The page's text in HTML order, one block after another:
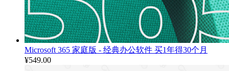
Microsoft 365 家庭版 - 经典办公软件 买1年得30个月
¥549.00